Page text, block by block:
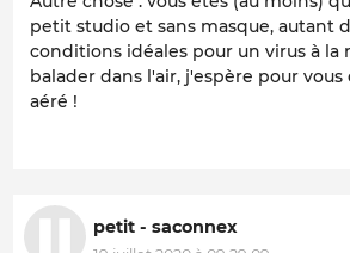
petit studio et sans masque, autant
conditions idéales pour un virus à la
balader dans l'air, j'espère pour
aéré !
petit - saconnex